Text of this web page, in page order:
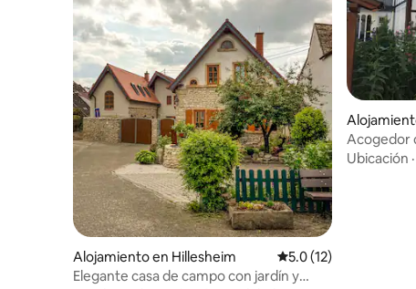
Alojamiento en Hillesheim Calificación promedio:
5.0 (12)
Elegante casa de campo con jardín y
d
Acogedor
Ubicación ·